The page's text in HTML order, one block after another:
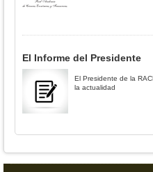
El Informe del Presidente
El Presidente de la
la actualidad